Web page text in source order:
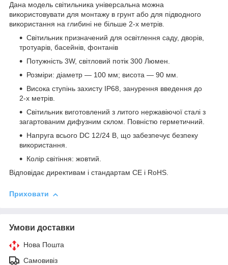
Дана модель світильника універсальна можна
використовувати для монтажу в грунт або для підводного
використання на глибині не більше 2-х метрів.
Світильник призначений для освітлення саду, дворів,
тротуарів, басейнів, фонтанів
Потужність 3W, світловий потік 300 Люмен.
Розміри: діаметр ― 100 мм; висота ― 90 мм.
Висока ступінь захисту IP68, занурення введення до
2-х метрів.
Світильник виготовлений з литого нержавіючої сталі з
загартованим дифузним склом. Повністю герметичний.
Напруга всього DС 12/24 В, що забезпечує безпеку
використання.
Колір світіння: жовтий.
Відповідає директивам і стандартам CE і RoHS.
Приховати
Умови доставки
Нова Пошта
Самовивіз